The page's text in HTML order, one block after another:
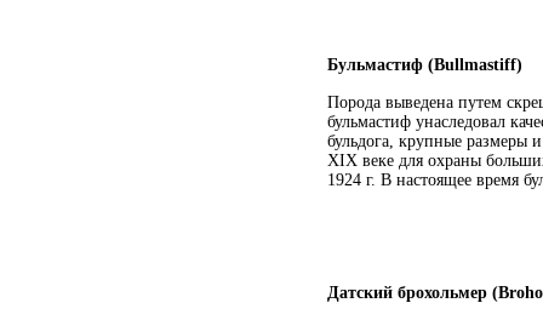
Бульмастиф (Bullmastiff)
Порода выведена путем
бульмастиф унаследовал
бульдога, крупные размеры
XIX веке для охраны
1924 г. В настоящее время
Датский брохольмер